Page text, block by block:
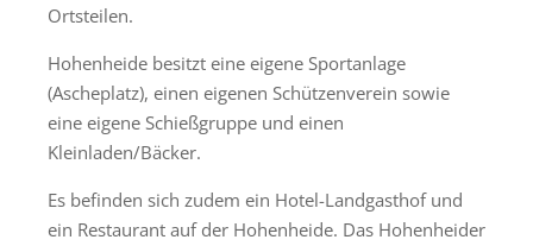
Ortsteilen.
Hohenheide besitzt eine eigene Sportanlage
(Ascheplatz), einen eigenen Schützenverein sowie
eine eigene Schießgruppe und einen
Kleinladen/Bäcker.
Es befinden sich zudem ein Hotel-Landgasthof und
ein Restaurant auf der Hohenheide. Das Hohenheider